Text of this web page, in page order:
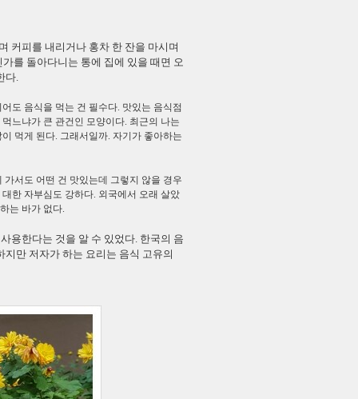
커피를 내리거나 홍차 한 잔을 마시며
를 돌아다니는 통에 집에 있을 때면 오
다.
도 음식을 먹는 건 필수다. 맛있는 음식점
느냐가 큰 관건인 모양이다. 최근의 나는
먹게 된다. 그래서일까. 자기가 좋아하는
서도 어떤 건 맛있는데 그렇지 않을 경우
한 자부심도 강하다. 외국에서 오래 살았
는 바가 없다.
용한다는 것을 알 수 있었다. 한국의 음
만 저자가 하는 요리는 음식 고유의